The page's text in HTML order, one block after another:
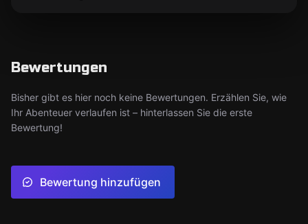
Bewertungen
Bisher gibt es hier noch keine Bewertungen. Erzählen Sie, wie
Ihr Abenteuer verlaufen ist – hinterlassen Sie die erste
Bewertung!
Bewertung hinzufügen